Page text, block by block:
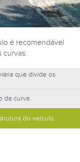
é recomendável
curvas:
que divide os
da curva.
do veículo.